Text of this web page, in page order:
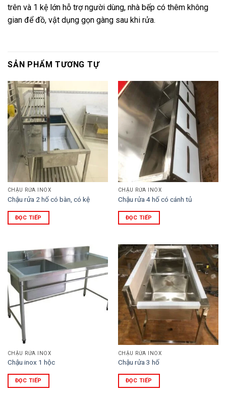
trên và 1 kệ lớn hỗ trợ người dùng, nhà bếp có thêm không
gian để đồ, vật dụng gọn gàng sau khi rửa.
SẢN PHẨM TƯƠNG TỰ
CHẬU RỬA INOX
Chậu rửa 2 hố có bàn, có kệ
ĐỌC TIẾP
CHẬU RỬA INOX
Chậu rửa 4 hố có cánh tủ
ĐỌC TIẾP
CHẬU RỬA INOX
Chậu inox 1 hộc
ĐỌC TIẾP
CHẬU RỬA INOX
Chậu rửa 3 hố
ĐỌC TIẾP